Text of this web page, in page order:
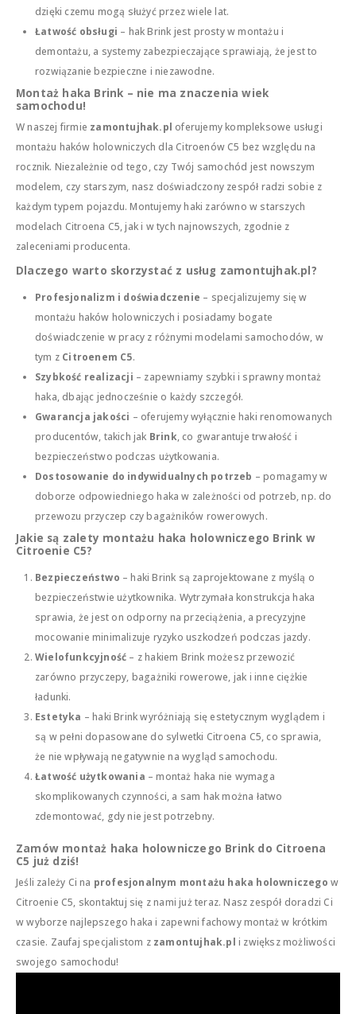
dzięki czemu mogą służyć przez wiele lat.
Łatwość obsługi – hak Brink jest prosty w montażu i
demontażu, a systemy zabezpieczające sprawiają, że jest to
rozwiązanie bezpieczne i niezawodne.
Montaż haka Brink – nie ma znaczenia wiek
samochodu!
W naszej firmie zamontujhak.pl oferujemy kompleksowe usługi
montażu haków holowniczych dla Citroenów C5 bez względu na
rocznik. Niezależnie od tego, czy Twój samochód jest nowszym
modelem, czy starszym, nasz doświadczony zespół radzi sobie z
każdym typem pojazdu. Montujemy haki zarówno w starszych
modelach Citroena C5, jak i w tych najnowszych, zgodnie z
zaleceniami producenta.
Dlaczego warto skorzystać z usług zamontujhak.pl?
Profesjonalizm i doświadczenie – specjalizujemy się w
montażu haków holowniczych i posiadamy bogate
doświadczenie w pracy z różnymi modelami samochodów, w
tym z Citroenem C5.
Szybkość realizacji – zapewniamy szybki i sprawny montaż
haka, dbając jednocześnie o każdy szczegół.
Gwarancja jakości – oferujemy wyłącznie haki renomowanych
producentów, takich jak Brink, co gwarantuje trwałość i
bezpieczeństwo podczas użytkowania.
Dostosowanie do indywidualnych potrzeb – pomagamy w
doborze odpowiedniego haka w zależności od potrzeb, np. do
przewozu przyczep czy bagażników rowerowych.
Jakie są zalety montażu haka holowniczego Brink w
Citroenie C5?
Bezpieczeństwo – haki Brink są zaprojektowane z myślą o
bezpieczeństwie użytkownika. Wytrzymała konstrukcja haka
sprawia, że jest on odporny na przeciążenia, a precyzyjne
mocowanie minimalizuje ryzyko uszkodzeń podczas jazdy.
Wielofunkcyjność – z hakiem Brink możesz przewozić
zarówno przyczepy, bagażniki rowerowe, jak i inne ciężkie
ładunki.
Estetyka – haki Brink wyróżniają się estetycznym wyglądem i
są w pełni dopasowane do sylwetki Citroena C5, co sprawia,
że nie wpływają negatywnie na wygląd samochodu.
Łatwość użytkowania – montaż haka nie wymaga
skomplikowanych czynności, a sam hak można łatwo
zdemontować, gdy nie jest potrzebny.
Zamów montaż haka holowniczego Brink do Citroena
C5 już dziś!
Jeśli zależy Ci na profesjonalnym montażu haka holowniczego w
Citroenie C5, skontaktuj się z nami już teraz. Nasz zespół doradzi Ci
w wyborze najlepszego haka i zapewni fachowy montaż w krótkim
czasie. Zaufaj specjalistom z zamontujhak.pl i zwiększ możliwości
swojego samochodu!